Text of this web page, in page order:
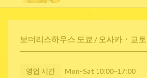
보더리스하우스 도쿄 / 오사카・교
영업 시간 Mon-Sat 10:00~17:00